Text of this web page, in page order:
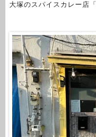
大塚のスパイスカレー店「